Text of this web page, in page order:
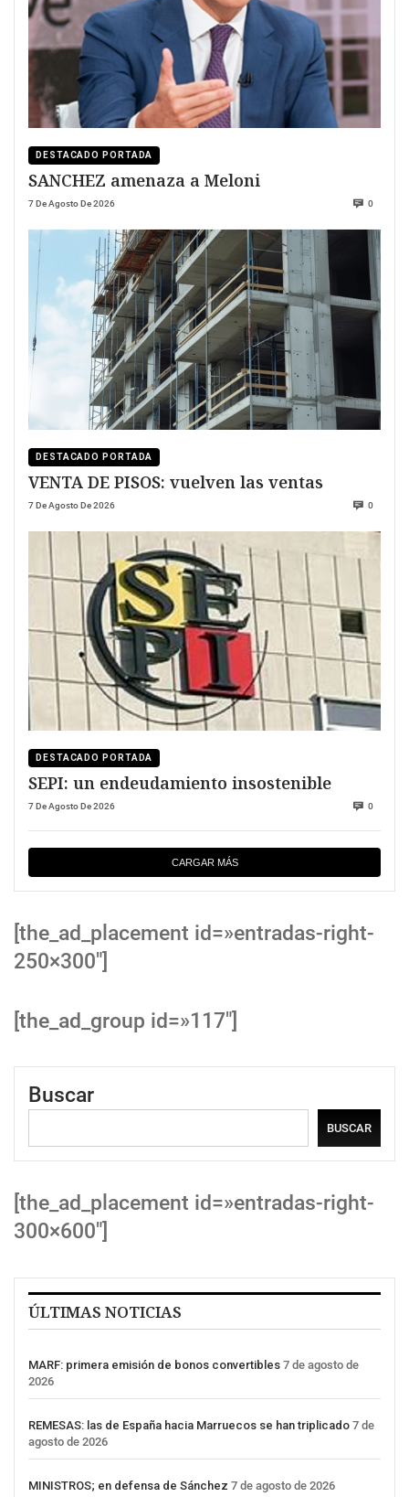
DESTACADO PORTADA
SANCHEZ amenaza a Meloni
7 De Agosto De 2026 0
DESTACADO PORTADA
VENTA DE PISOS: vuelven las ventas
7 De Agosto De 2026 0
DESTACADO PORTADA
SEPI: un endeudamiento insostenible
7 De Agosto De 2026 0
CARGAR MÁS
[the_ad_placement id=»entradas-right-
250×300″]
[the_ad_group id=»117″]
Buscar
BUSCAR
[the_ad_placement id=»entradas-right-
300×600″]
ÚLTIMAS NOTICIAS
MARF: primera emisión de bonos convertibles 7 de agosto de
2026
REMESAS: las de España hacia Marruecos se han triplicado 7 de
agosto de 2026
MINISTROS; en defensa de Sánchez 7 de agosto de 2026